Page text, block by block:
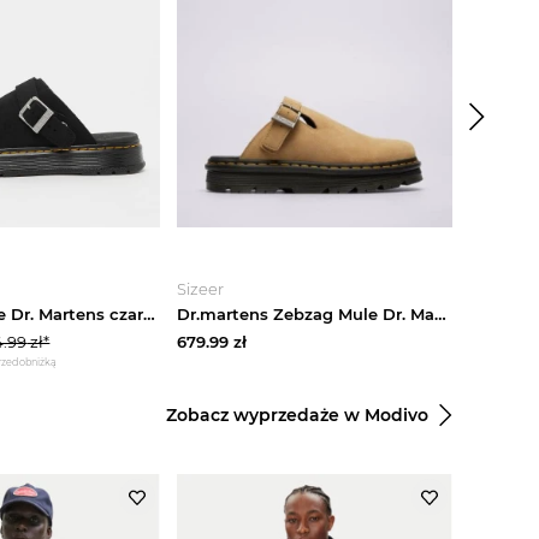
Brookline Mule Dr. Martens czarny
zł*
obniżką
Sizeer
Dr.martens Zebzag Mule Dr. Martens beżowy
679.99 zł
Zobacz wyprzedaże w Modivo